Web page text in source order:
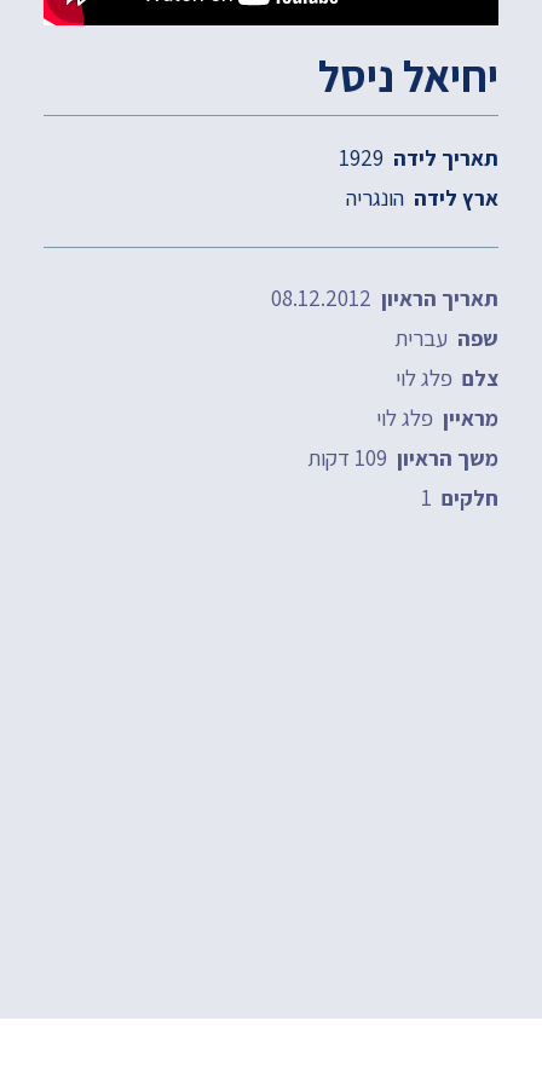
יחיאל ניסל
תאריך לידה
ארץ לידה הונגריה
תאריך הראיון
שפה עברית
צלם פלג לוי
מראיין פלג לוי
משך הראיון
חלקים